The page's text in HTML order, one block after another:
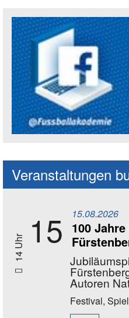
Veranstaltungen
14 Uhr 15 15.08.2026
100
Autoren
Festival, Spiel